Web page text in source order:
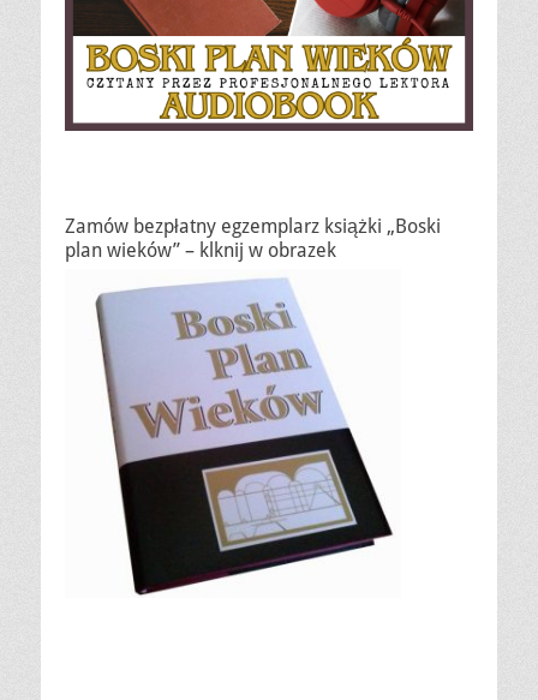
Zamów bezpłatny egzemplarz książki „Boski
plan wieków” – klknij w obrazek